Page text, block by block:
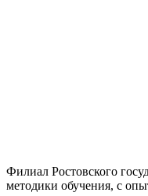
Филиал Ростовского
методики обучения, с